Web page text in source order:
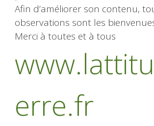
Afin d’améliorer son contenu,
observations sont les
Merci à toutes et à tous
erre.fr